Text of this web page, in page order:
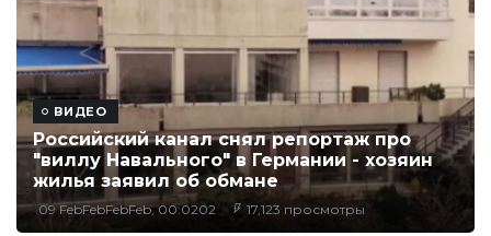
ВИДЕО
Российский канал снял репортаж про
"виллу Навального" в Германии - хозяин
жилья заявил об обмане
09 FebFebFebFeb, 00:0202 17,123 просмотры